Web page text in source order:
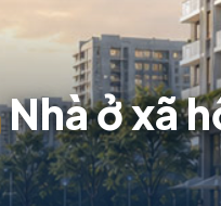
Nhà ở xã